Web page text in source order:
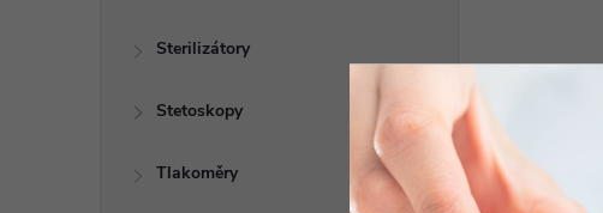
Sterilizátory
Stetoskopy
Tlakoměry